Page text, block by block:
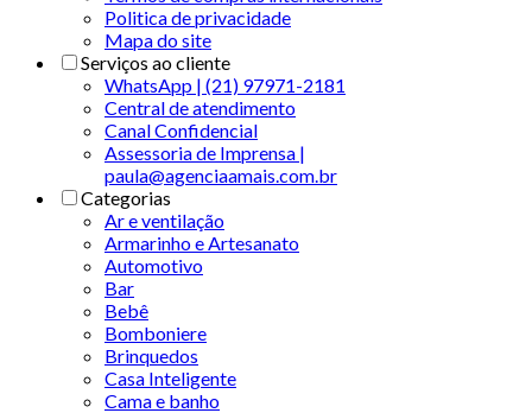
Politica de privacidade
Mapa do site
Serviços ao cliente
WhatsApp | (21) 97971-2181
Central de atendimento
Canal Confidencial
Assessoria de Imprensa |
paula@agenciaamais.com.br
Categorias
Ar e ventilação
Armarinho e Artesanato
Automotivo
Bar
Bebê
Bomboniere
Brinquedos
Casa Inteligente
Cama e banho